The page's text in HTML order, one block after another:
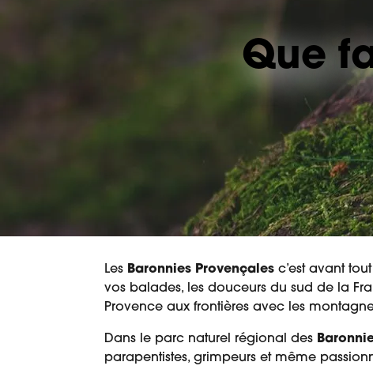
Que
Les Baronnies Provençales c’est avant
vos balades, les douceurs du sud de la
Provence aux frontières avec les
Dans le parc naturel régional des
parapentistes, grimpeurs et même